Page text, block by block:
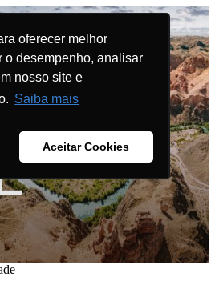
oferecer melhor
o desempenho, analisar
nosso site e
Saiba mais
Aceitar Cookies
Rota da seda